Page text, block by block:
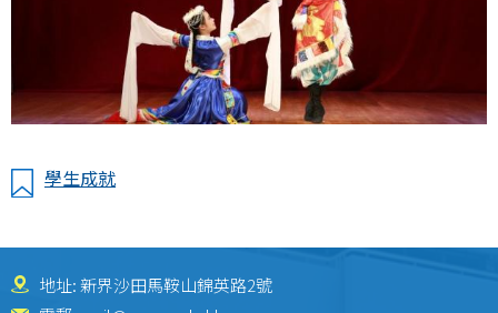
學生成就
地址: 新界沙田馬鞍山錦英路2號